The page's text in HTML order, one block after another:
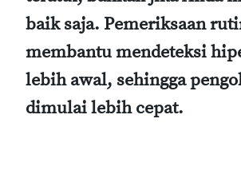
baik saja. Pemeriksaan
membantu mendeteksi
lebih awal, sehingga
dimulai lebih cepat.